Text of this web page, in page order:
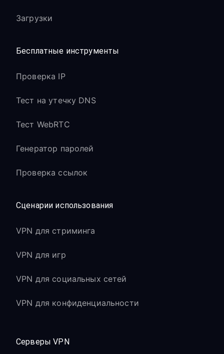
Загрузки
Бесплатные инструменты
Проверка IP
Тест на утечку DNS
Тест WebRTC
Генератор паролей
Проверка ссылок
Сценарии использования
VPN для стриминга
VPN для игр
VPN для социальных сетей
VPN для конфиденциальности
Серверы VPN